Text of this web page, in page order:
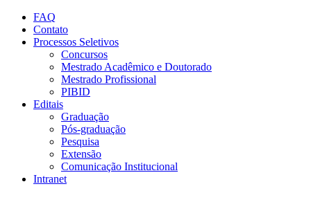
Conteúdo principal
FAQ
Contato
Processos Seletivos
Concursos
Mestrado Acadêmico e Doutorado
Mestrado Profissional
PIBID
Editais
Graduação
Pós-graduação
Pesquisa
Extensão
Comunicação Institucional
Intranet